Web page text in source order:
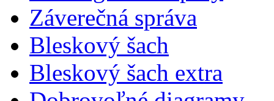
Záverečná správa
Bleskový šach
Bleskový šach extra